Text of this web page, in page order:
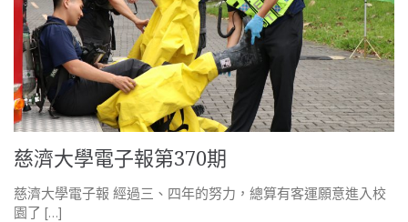
慈濟大學電子報第370期
慈濟大學電子報 經過三、四年的努力，總算有客運願意進入校
園了 […]